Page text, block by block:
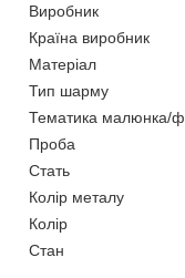
Виробник
Країна виробник
Матеріал
Тип шарму
Тематика малюнка/
Проба
Стать
Колір металу
Колір
Стан